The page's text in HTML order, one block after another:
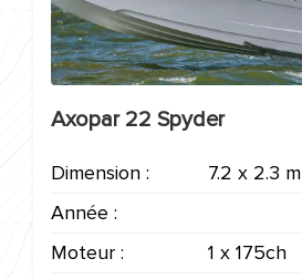
Axopar 22 Spyder
Dimension :
7.2 x 2.3 m
Année :
Moteur :
1 x 175ch